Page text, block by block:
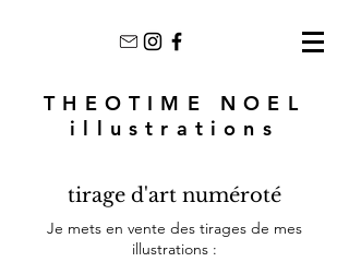
THEOTIME NOEL
illustrations
tirage d'art numéroté
Je mets en vente des tirages de mes
illustrations :